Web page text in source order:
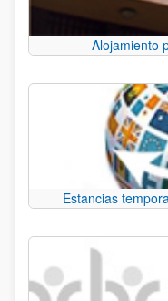
Alojamiento
Estancias